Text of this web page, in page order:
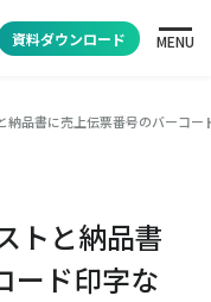
資料ダウンロード MENU
納品書に売上伝票番号のバーコ
トと納品書
ード印字な